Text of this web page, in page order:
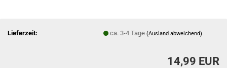
Lieferzeit: ca. 3-4 Tage(Ausland abweichend)
14,99 EUR